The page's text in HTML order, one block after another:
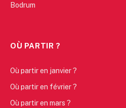
Bodrum
OÙ PARTIR ?
Où partir en janvier ?
Où partir en février ?
Où partir en mars ?